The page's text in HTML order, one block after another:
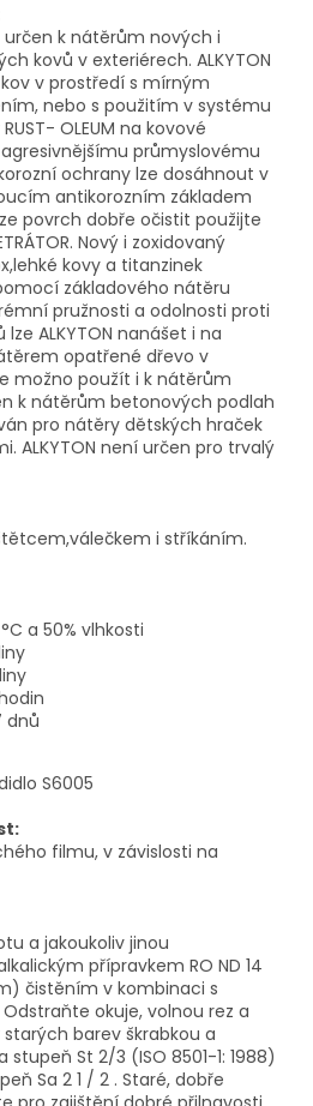
určen k nátěrům nových i
kovů v exteriérech. ALKYTON
v prostředí s mírným
nebo s použitím v systému
OLEUM na kovové
průmyslovému
ochrany lze dosáhnout v
antikorozním základem
povrch dobře očistit použijte
Nový i zoxidovaný
kovy a titanzinek
základového nátěru
pružnosti a odolnosti proti
ALKYTON nanášet i na
opatřené dřevo v
možno použít i k nátěrům
k nátěrům betonových podlah
pro nátěry dětských hraček
ALKYTON není určen pro trvalý
i stříkáním.
a 50% vlhkosti
dnů
S6005
filmu, v závislosti na
a jakoukoliv jinou
přípravkem RO ND 14
čistěním v kombinaci s
okuje, volnou rez a
barev škrabkou a
St 2/3 (ISO 8501-1: 1988)
Sa 2 1 / 2 . Staré, dobře